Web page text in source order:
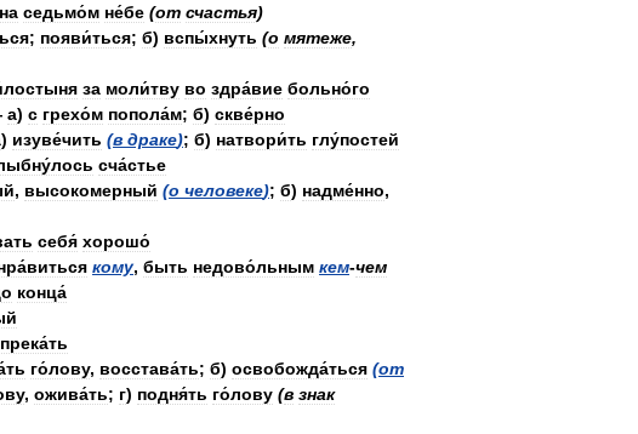
на седьмо́м не́бе (от счастья)
; появи́ться; б) вспы́хнуть (о мятеже,
за моли́тву во здра́вие больно́го
а) с грехо́м попола́м; б) скве́рно
) изуве́чить (в драке); б) натвори́ть глу́постей
сча́стье
, высокомерный (о человеке); б) надме́нно,
себя́ хорошо́
кому, быть недово́льным кем-чем
конца́
го́лову, восстава́ть; б) освобожда́ться (от
, ожива́ть; г) подня́ть го́лову (в знак